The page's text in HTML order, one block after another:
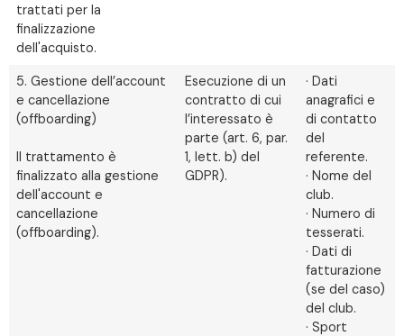
trattati per la
finalizzazione
dell'acquisto.
5. Gestione dell’account
e cancellazione
(offboarding)
Il trattamento è
finalizzato alla gestione
dell'account e
cancellazione
(offboarding).
Esecuzione di un
contratto di cui
l’interessato è
parte (art. 6, par.
1, lett. b) del
GDPR).
· Dati
anagrafici e
di contatto
del
referente.
· Nome del
club.
· Numero di
tesserati.
· Dati di
fatturazione
(se del caso)
del club.
· Sport